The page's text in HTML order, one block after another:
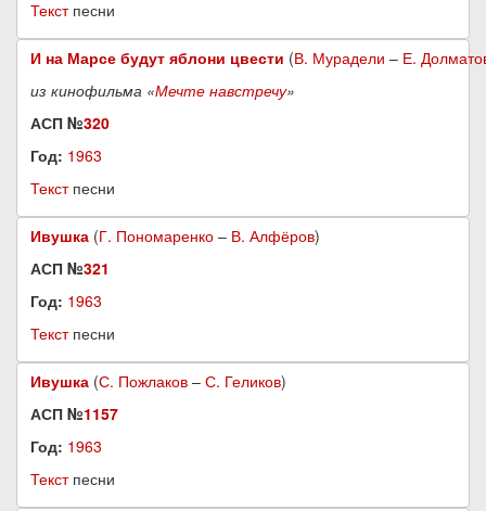
Текстпесни
И на Марсе будут яблони цвести (В. Мурадели – Е.
из кинофильма «Мечте навстречу»
АСП №320
Год: 1963
Текстпесни
Ивушка (Г. Пономаренко – В. Алфёров)
АСП №321
Год: 1963
Текстпесни
Ивушка (С. Пожлаков – С. Геликов)
АСП №1157
Год: 1963
Текстпесни